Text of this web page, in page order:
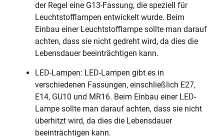
der Regel eine G13-Fassung, die speziell für
Leuchtstofflampen entwickelt wurde. Beim
Einbau einer Leuchtstofflampe sollte man darauf
achten, dass sie nicht gedreht wird, da dies die
Lebensdauer beeinträchtigen kann.
LED-Lampen: LED-Lampen gibt es in
verschiedenen Fassungen, einschließlich E27,
E14, GU10 und MR16. Beim Einbau einer LED-
Lampe sollte man darauf achten, dass sie nicht
überhitzt wird, da dies die Lebensdauer
beeinträchtigen kann.